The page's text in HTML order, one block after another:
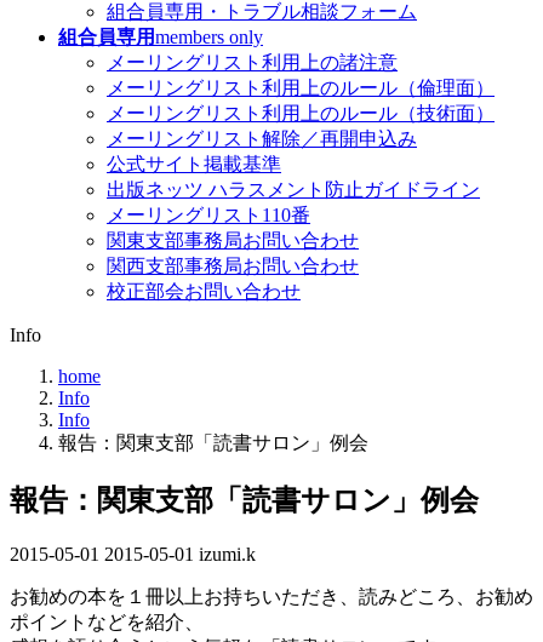
組合員専用・トラブル相談フォーム
組合員専用members only
メーリングリスト利用上の諸注意
メーリングリスト利用上のルール（倫理面）
メーリングリスト利用上のルール（技術面）
メーリングリスト解除／再開申込み
公式サイト掲載基準
出版ネッツ ハラスメント防止ガイドライン
メーリングリスト110番
関東支部事務局お問い合わせ
関西支部事務局お問い合わせ
校正部会お問い合わせ
Info
home
Info
Info
報告：関東支部「読書サロン」例会
報告：関東支部「読書サロン」例会
2015-05-01 最
更
新
2015-05-01 izumi.k
お勧めの本を１冊以上お持ちいただき、読みどころ、お勧め
ポイントなどを紹介、